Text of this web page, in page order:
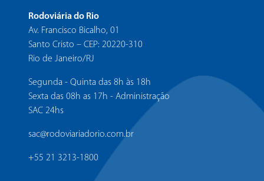
Rodoviária do Rio
Av. Francisco Bicalho, 01
Santo Cristo – CEP: 20220-310
Rio de Janeiro/RJ
Segunda - Quinta das 8h às 18h
Sexta das 08h as 17h - Administração
SAC 24hs
sac@rodoviariadorio.com.br
+55 21 3213-1800